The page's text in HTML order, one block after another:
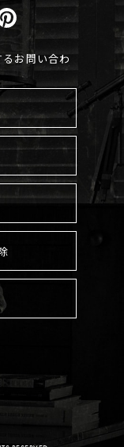
お問い合わ